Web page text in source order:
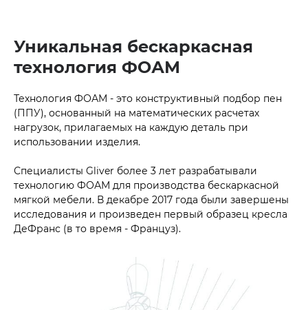
Уникальная бескаркасная
технология ФОАМ
Технология ФОАМ - это конструктивный подбор пен
(ППУ), основанный на математических расчетах
нагрузок, прилагаемых на каждую деталь при
использовании изделия.
Специалисты Gliver более 3 лет разрабатывали
технологию ФОАМ для производства бескаркасной
мягкой мебели. В декабре 2017 года были завершены
исследования и произведен первый образец кресла
ДеФранс (в то время - Француз).